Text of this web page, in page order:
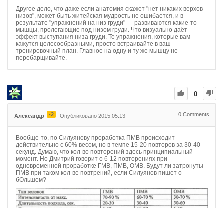
Другое дело, что даже если анатомия скажет "нет никаких верхов
низов", может быть житейская мудрость не ошибается, и в
результате "упражнений на низ груди" — развиваются какие-то
мышцы, пролегающие под низом груди. Что визуально даёт
эффект выступания низа груди. Те упражнения, которые вам
кажутся целесообразными, просто встраивайте в ваш
тренировочный план. Главное на одну и ту же мышцу не
перебарщивайте.
0
Александр -2 Опубликовано 2015.05.13 0 Comments
Вообще-то, по Силуянову проработка ПМВ происходит
действительно с 60% весом, но в темпе 15-20 повторов за 30-40
секунд. Думаю, что кол-во повторений здесь принципиальный
момент. Но Дмитрий говорит о 6-12 повторениях при
одновременной проработке ГМВ, ПМВ, ОМВ. Будут ли затронуты
ПМВ при таком кол-ве повтрений, если Силуянов пишет о
бОльшем?